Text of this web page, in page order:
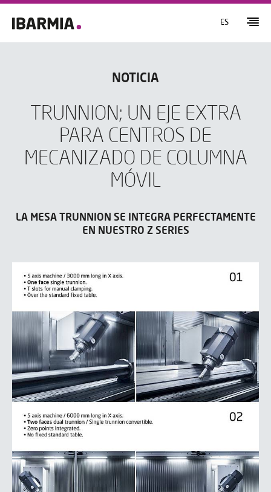
ES
NOTICIA
TRUNNION; UN EJE EXTRA
PARA CENTROS DE
MECANIZADO DE COLUMNA
MÓVIL
LA MESA TRUNNION SE INTEGRA PERFECTAMENTE
EN NUESTRO Z SERIES